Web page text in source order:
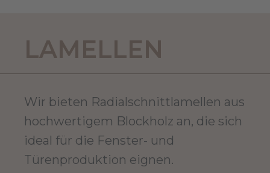
LAMELLEN
Wir bieten Radialschnittlamellen aus
hochwertigem Blockholz an, die sich
ideal für die Fenster- und
Türenproduktion eignen.